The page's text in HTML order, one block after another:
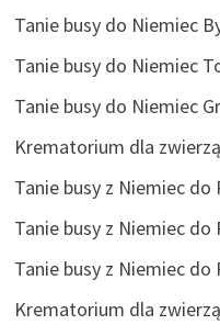
Tanie busy do Niemiec
Tanie busy do Niemiec
Tanie busy do Niemiec
Krematorium dla
Tanie busy z Niemiec do
Tanie busy z Niemiec
Tanie busy z Niemiec do
Krematorium dla